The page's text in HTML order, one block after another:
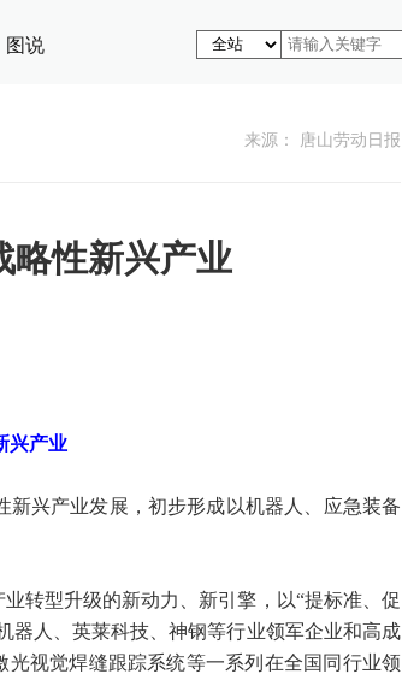
图说
来源： 唐山劳动日报
略性新兴产业
兴产业
新兴产业发展，初步形成以机器人、应急装备
型升级的新动力、新引擎，以“提标准、促
器人、英莱科技、神钢等行业领军企业和高成
视觉焊缝跟踪系统等一系列在全国同行业领